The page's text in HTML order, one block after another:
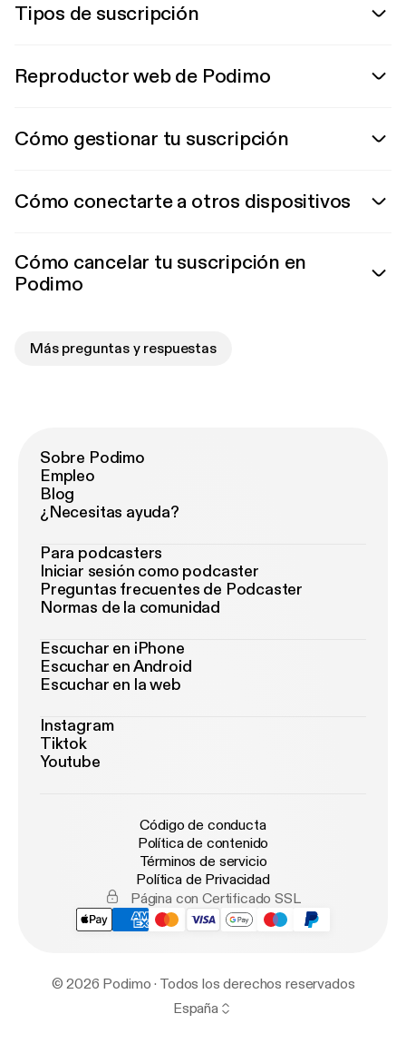
Tipos de suscripción
Reproductor web de Podimo
Cómo gestionar tu suscripción
Cómo conectarte a otros dispositivos
Cómo cancelar tu suscripción en
Podimo
Más preguntas y respuestas
Sobre Podimo
Empleo
Blog
¿Necesitas ayuda?
Para podcasters
Iniciar sesión como podcaster
Preguntas frecuentes de Podcaster
Normas de la comunidad
Escuchar en iPhone
Escuchar en Android
Escuchar en la web
Instagram
Tiktok
Youtube
Código de conducta
Política de contenido
Términos de servicio
Política de Privacidad
Página con Certificado SSL
© 2026 Podimo · Todos los derechos reservados
España